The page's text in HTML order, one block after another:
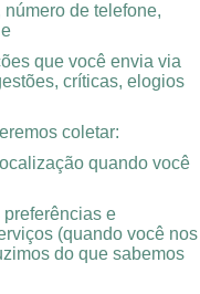
de telefone,
que você envia via
críticas, elogios
coletar:
quando você
preferências e
(quando você nos
do que sabemos